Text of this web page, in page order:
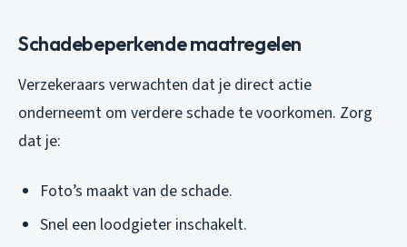
Schadebeperkende maatregelen
Verzekeraars verwachten dat je direct actie
onderneemt om verdere schade te voorkomen. Zorg
dat je:
Foto’s maakt van de schade.
Snel een loodgieter inschakelt.